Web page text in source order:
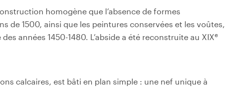
homogène que l’absence de formes
de 1500, ainsi que les peintures conservées et les voûtes,
années 1450-1480. L’abside a été reconstruite au XIXe
calcaires, est bâti en plan simple : une nef unique à